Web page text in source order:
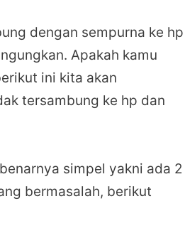
dengan sempurna ke hp
Apakah kamu
ini kita akan
tersambung ke hp dan
simpel yakni ada 2
bermasalah, berikut